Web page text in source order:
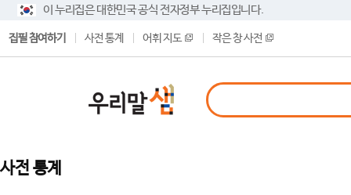
이 누리집은 대한민국 공식 전자정부 누리집입니다.
집필 참여하기 사전 통계 어휘 지도 작은 창 사전
사전 통계